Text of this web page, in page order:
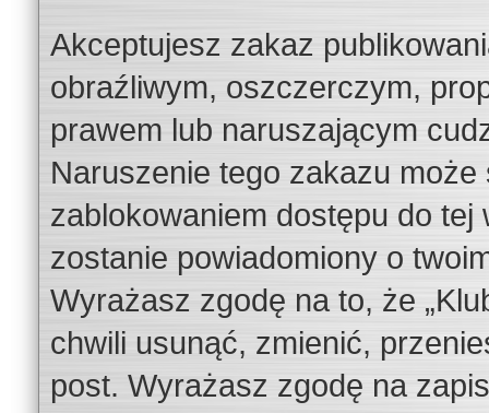
Akceptujesz zakaz
obraźliwym, oszczerczym,
prawem lub naruszającym
Naruszenie tego zakazu
zablokowaniem dostępu do
zostanie powiadomiony o
Wyrażasz zgodę na to, że
chwili usunąć, zmienić,
post. Wyrażasz zgodę na